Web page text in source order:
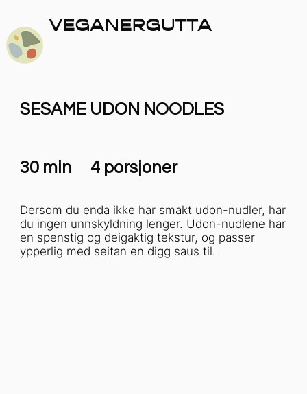
VEGANERGUTTA
SESAME UDON NOODLES
30 min 4 porsjoner
Dersom du enda ikke har smakt udon-nudler, har
du ingen unnskyldning lenger. Udon-nudlene har
en spenstig og deigaktig tekstur, og passer
ypperlig med seitan en digg saus til.